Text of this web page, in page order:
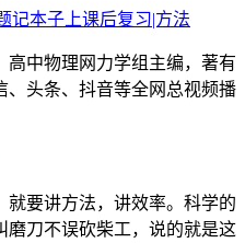
记本子上课后复习|方法
中物理网力学组主编，著有
、头条、抖音等全网总视频播
要讲方法，讲效率。科学的
磨刀不误砍柴工，说的就是这